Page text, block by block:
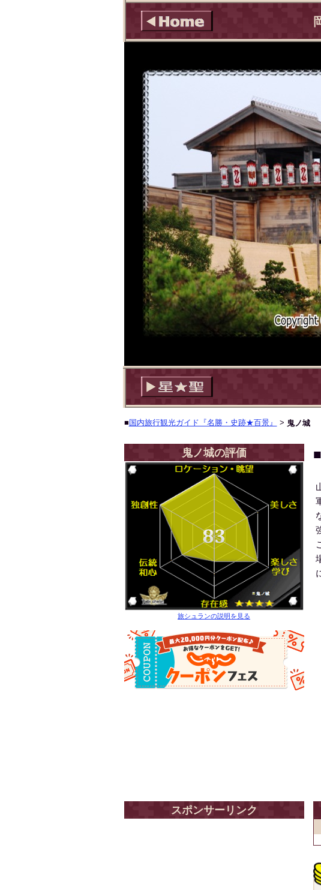
■ 国内旅行観光ガイド『名勝・史跡★百景』 > 鬼ノ城
鬼ノ城の評価
旅シュランの説明を見る
スポンサーリンク